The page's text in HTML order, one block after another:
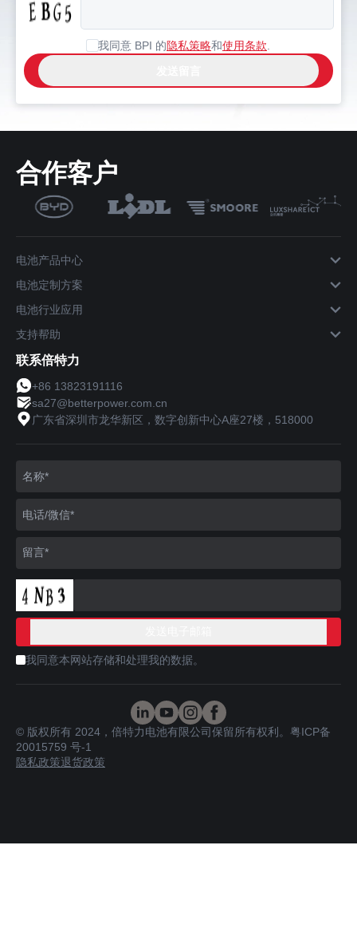
我同意 BPI 的隐私策略和使用条款
合作客户
电池产品中心
电池定制方案
电池行业应用
支持帮助
联系倍特力
+86 13823191116
sa27@betterpower.com.cn
广东省深圳市龙华新区，数字创新中心A座27楼，518000
我同意本网站存储和处理我的数据。
© 版权所有 2024，倍特力电池有限公司保留所有权利。 粤ICP备
20015759 号-1
隐私政策退货政策